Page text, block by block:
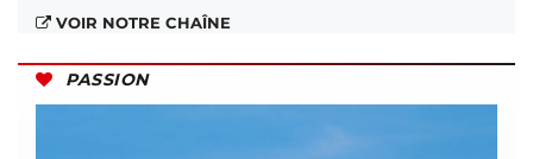
VOIR NOTRE CHAÎNE
PASSION